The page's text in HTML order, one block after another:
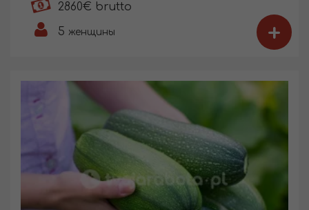
2860€ brutto
5 женщины +